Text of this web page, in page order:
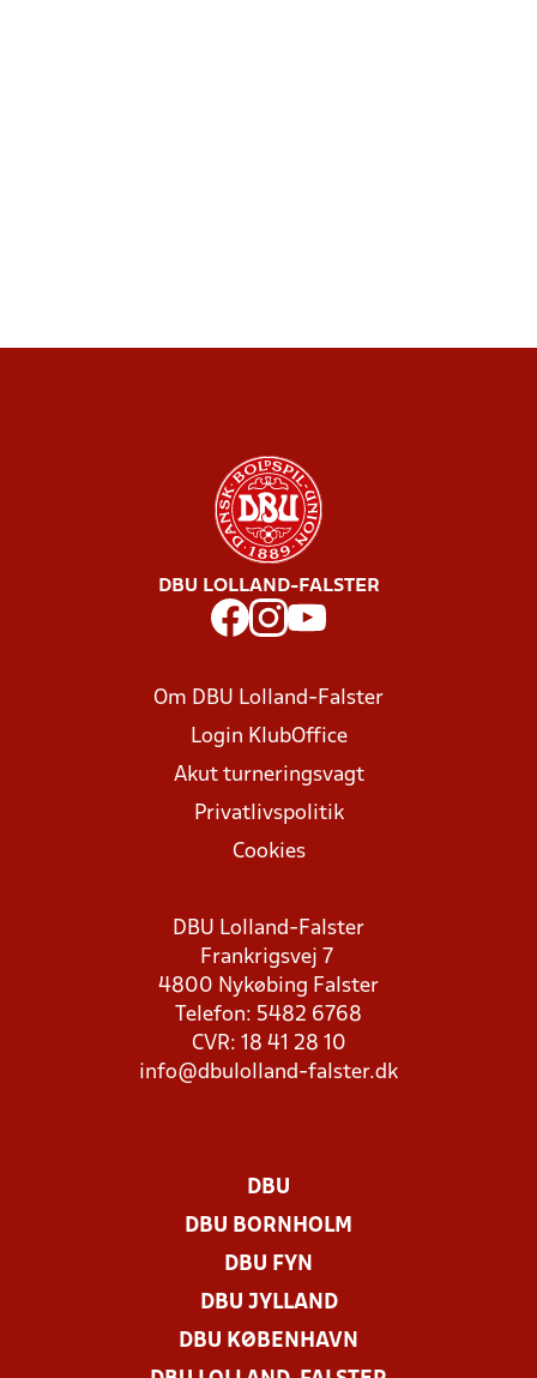
DBU LOLLAND-FALSTER
Om DBU Lolland-Falster
Login KlubOffice
Akut turneringsvagt
Privatlivspolitik
Cookies
DBU Lolland-Falster
Frankrigsvej 7
4800 Nykøbing Falster
Telefon: 5482 6768
CVR: 18 41 28 10
info@dbulolland-falster.dk
DBU
DBU BORNHOLM
DBU FYN
DBU JYLLAND
DBU KØBENHAVN